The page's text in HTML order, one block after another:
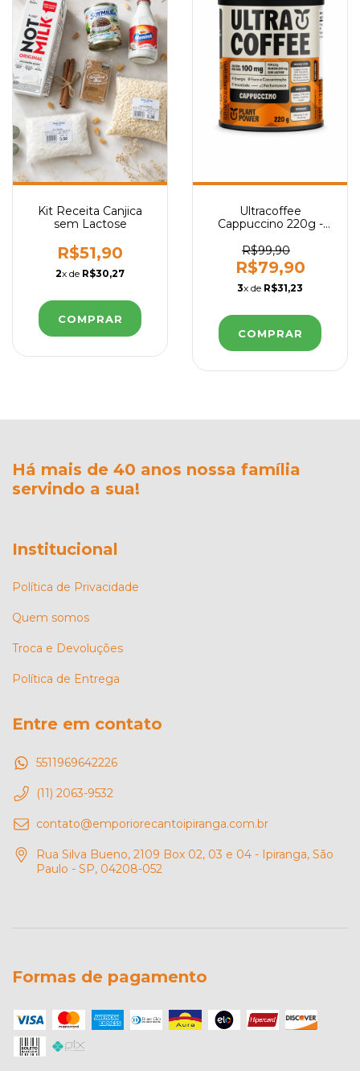
Kit Receita Canjica
sem Lactose
R$51,90
2x de R$30,27
Ultracoffee
Cappuccino 220g -
R$99,90
R$79,90
3x de R$31,23
Há mais de 40 anos nossa família
servindo a sua!
Institucional
Política de Privacidade
Quem somos
Troca e Devoluções
Política de Entrega
Entre em contato
5511969642226
(11) 2063-9532
contato@emporiorecantoipiranga.com.br
Rua Silva Bueno, 2109 Box 02, 03 e 04 - Ipiranga, São
Paulo - SP, 04208-052
Formas de pagamento